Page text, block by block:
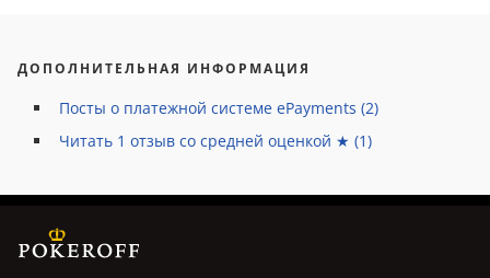
ДОПОЛНИТЕЛЬНАЯ ИНФОРМАЦИЯ
Посты о платежной системе ePayments (2)
Читать 1 отзыв со средней оценкой ★ (1)